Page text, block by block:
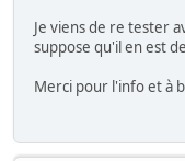
Je viens de re tester
suppose qu'il en est
Merci pour l'info et à